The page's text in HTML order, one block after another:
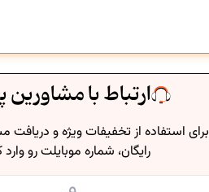
ارتباط با
برای استفاده از تخفیفات ویژه و دریافت
رایگان، شماره موبایلت رو